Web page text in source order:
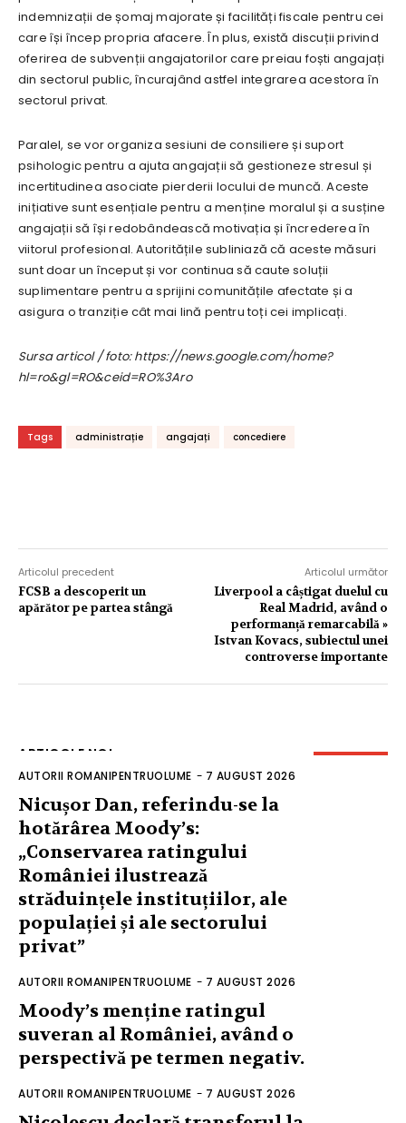
indemnizații de șomaj majorate și facilități fiscale pentru cei
care își încep propria afacere. În plus, există discuții privind
oferirea de subvenții angajatorilor care preiau foști angajați
din sectorul public, încurajând astfel integrarea acestora în
sectorul privat.
Paralel, se vor organiza sesiuni de consiliere și suport
psihologic pentru a ajuta angajații să gestioneze stresul și
incertitudinea asociate pierderii locului de muncă. Aceste
inițiative sunt esențiale pentru a menține moralul și a susține
angajații să își redobândească motivația și încrederea în
viitorul profesional. Autoritățile subliniază că aceste măsuri
sunt doar un început și vor continua să caute soluții
suplimentare pentru a sprijini comunitățile afectate și a
asigura o tranziție cât mai lină pentru toți cei implicați.
Sursa articol / foto: https://news.google.com/home?
hl=ro&gl=RO&ceid=RO%3Aro
Tags administrație angajați concediere
Articolul precedent
FCSB a descoperit un
apărător pe partea stângă
Articolul următor
Liverpool a câștigat duelul cu
Real Madrid, având o
performanță remarcabilă »
Istvan Kovacs, subiectul unei
controverse importante
ARTICOLE NOI
AUTORII ROMANIPENTRUOLUME - 7 AUGUST 2026
Nicușor Dan, referindu-se la
hotărârea Moody’s:
„Conservarea ratingului
României ilustrează
străduințele instituțiilor, ale
populației și ale sectorului
privat”
AUTORII ROMANIPENTRUOLUME - 7 AUGUST 2026
Moody’s menține ratingul
suveran al României, având o
perspectivă pe termen negativ.
AUTORII ROMANIPENTRUOLUME - 7 AUGUST 2026